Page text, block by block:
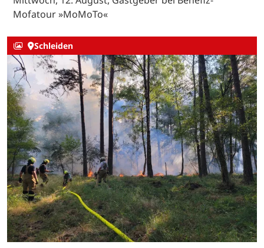
Mofatour »MoMoTo«
Schleiden